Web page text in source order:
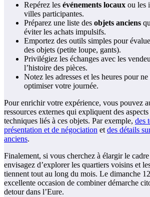
Repérez les événements locaux ou les
villes participantes.
Préparez une liste des objets anciens
éviter les achats impulsifs.
Emportez des outils simples pour
des objets (petite loupe, gants).
Privilégiez les échanges avec les
l’histoire des pièces.
Notez les adresses et les heures pour
optimiser votre journée.
Pour enrichir votre expérience, vous pouvez
ressources externes qui expliquent des
techniques liés à ces objets. Par exemple, des
présentation et de négociation etdes détails
anciens.
Finalement, si vous cherchez à élargir le
envisagez d’explorer les quartiers voisins et
tiennent tout au long du mois. Le dimanche
excellente occasion de combiner démarche
detour dans l’Eure.